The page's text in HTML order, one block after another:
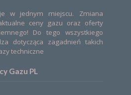
w jednym miejscu. Zmiana
ceny gazu oraz oferty
Do tego wszystkiego
dotycząca zagadnień takich
techniczne
Gazu PL